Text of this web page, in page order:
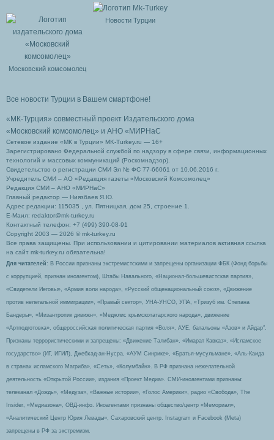
Московский комсомолец
Новости Турции
Все новости Турции в Вашем смартфоне!
«МК-Турция» совместный проект Издательского дома
«Московский комсомолец» и АНО «МИРНаС
Сетевое издание «МК в Турции» MK-Turkey.ru — 16+
Зарегистрировано Федеральной службой по надзору в сфере связи, информационных
технологий и массовых коммуникаций (Роскомнадзор).
Свидетельство о регистрации СМИ Эл № ФС 77-66061 от 10.06.2016 г.
Учредитель СМИ – АО «Редакция газеты «Московский Комсомолец»
Редакция СМИ – АНО «МИРНаС»
Главный редактор — Ниязбаев Я.Ю.
Адрес редакции: 115035 , ул. Пятницкая, дом 25, строение 1.
Е-Маил: redaktor@mk-turkey.ru
Контактный телефон: +7 (499) 390-08-91
Copyright 2003 — 2026 © mk-turkey.ru
Все права защищены. При использовании и цитировании материалов активная ссылка
на сайт mk-turkey.ru обязательна!
Для читателей : В России признаны экстремистскими и запрещены организации ФБК (Фонд борьбы
с коррупцией, признан иноагентом), Штабы Навального, «Национал-большевистская партия»,
«Свидетели Иеговы», «Армия воли народа», «Русский общенациональный союз», «Движение
против нелегальной иммиграции», «Правый сектор», УНА-УНСО, УПА, «Тризуб им. Степана
Бандеры», «Мизантропик дивижн», «Меджлис крымскотатарского народа», движение
«Артподготовка», общероссийская политическая партия «Воля», АУЕ, батальоны «Азов» и Айдар″.
Признаны террористическими и запрещены: «Движение Талибан», «Имарат Кавказ», «Исламское
государство» (ИГ, ИГИЛ), Джебхад-ан-Нусра, «АУМ Синрике», «Братья-мусульмане», «Аль-Каида
в странах исламского Магриба», «Сеть», «Колумбайн». В РФ признана нежелательной
деятельность «Открытой России», издания «Проект Медиа». СМИ-иноагентами признаны:
телеканал «Дождь», «Медуза», «Важные истории», «Голос Америки», радио «Свобода», The
Insider, «Медиазона», ОВД-инфо. Иноагентами признаны общество/центр «Мемориал»,
«Аналитический Центр Юрия Левады», Сахаровский центр. Instagram и Facebook (Metа)
запрещены в РФ за экстремизм.